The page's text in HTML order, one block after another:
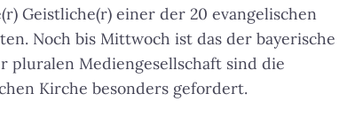
Geistliche(r) einer der 20 evangelischen
Noch bis Mittwoch ist das der bayerische
pluralen Mediengesellschaft sind die
Kirche besonders gefordert.